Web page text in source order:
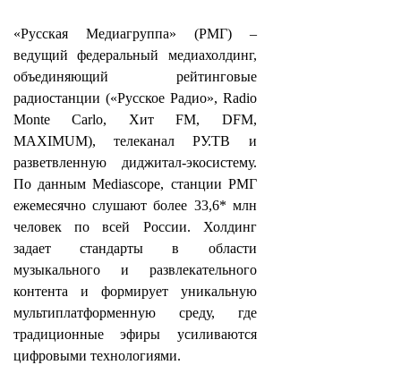
«Русская Медиагруппа» (РМГ) –
ведущий федеральный медиахолдинг,
объединяющий рейтинговые
радиостанции («Русское Радио», Radio
Monte Carlo, Хит FM, DFM,
MAXIMUM), телеканал РУ.ТВ и
разветвленную диджитал-экосистему.
По данным Mediascope, станции РМГ
ежемесячно слушают более 33,6* млн
человек по всей России. Холдинг
задает стандарты в области
музыкального и развлекательного
контента и формирует уникальную
мультиплатформенную среду, где
традиционные эфиры усиливаются
цифровыми технологиями.